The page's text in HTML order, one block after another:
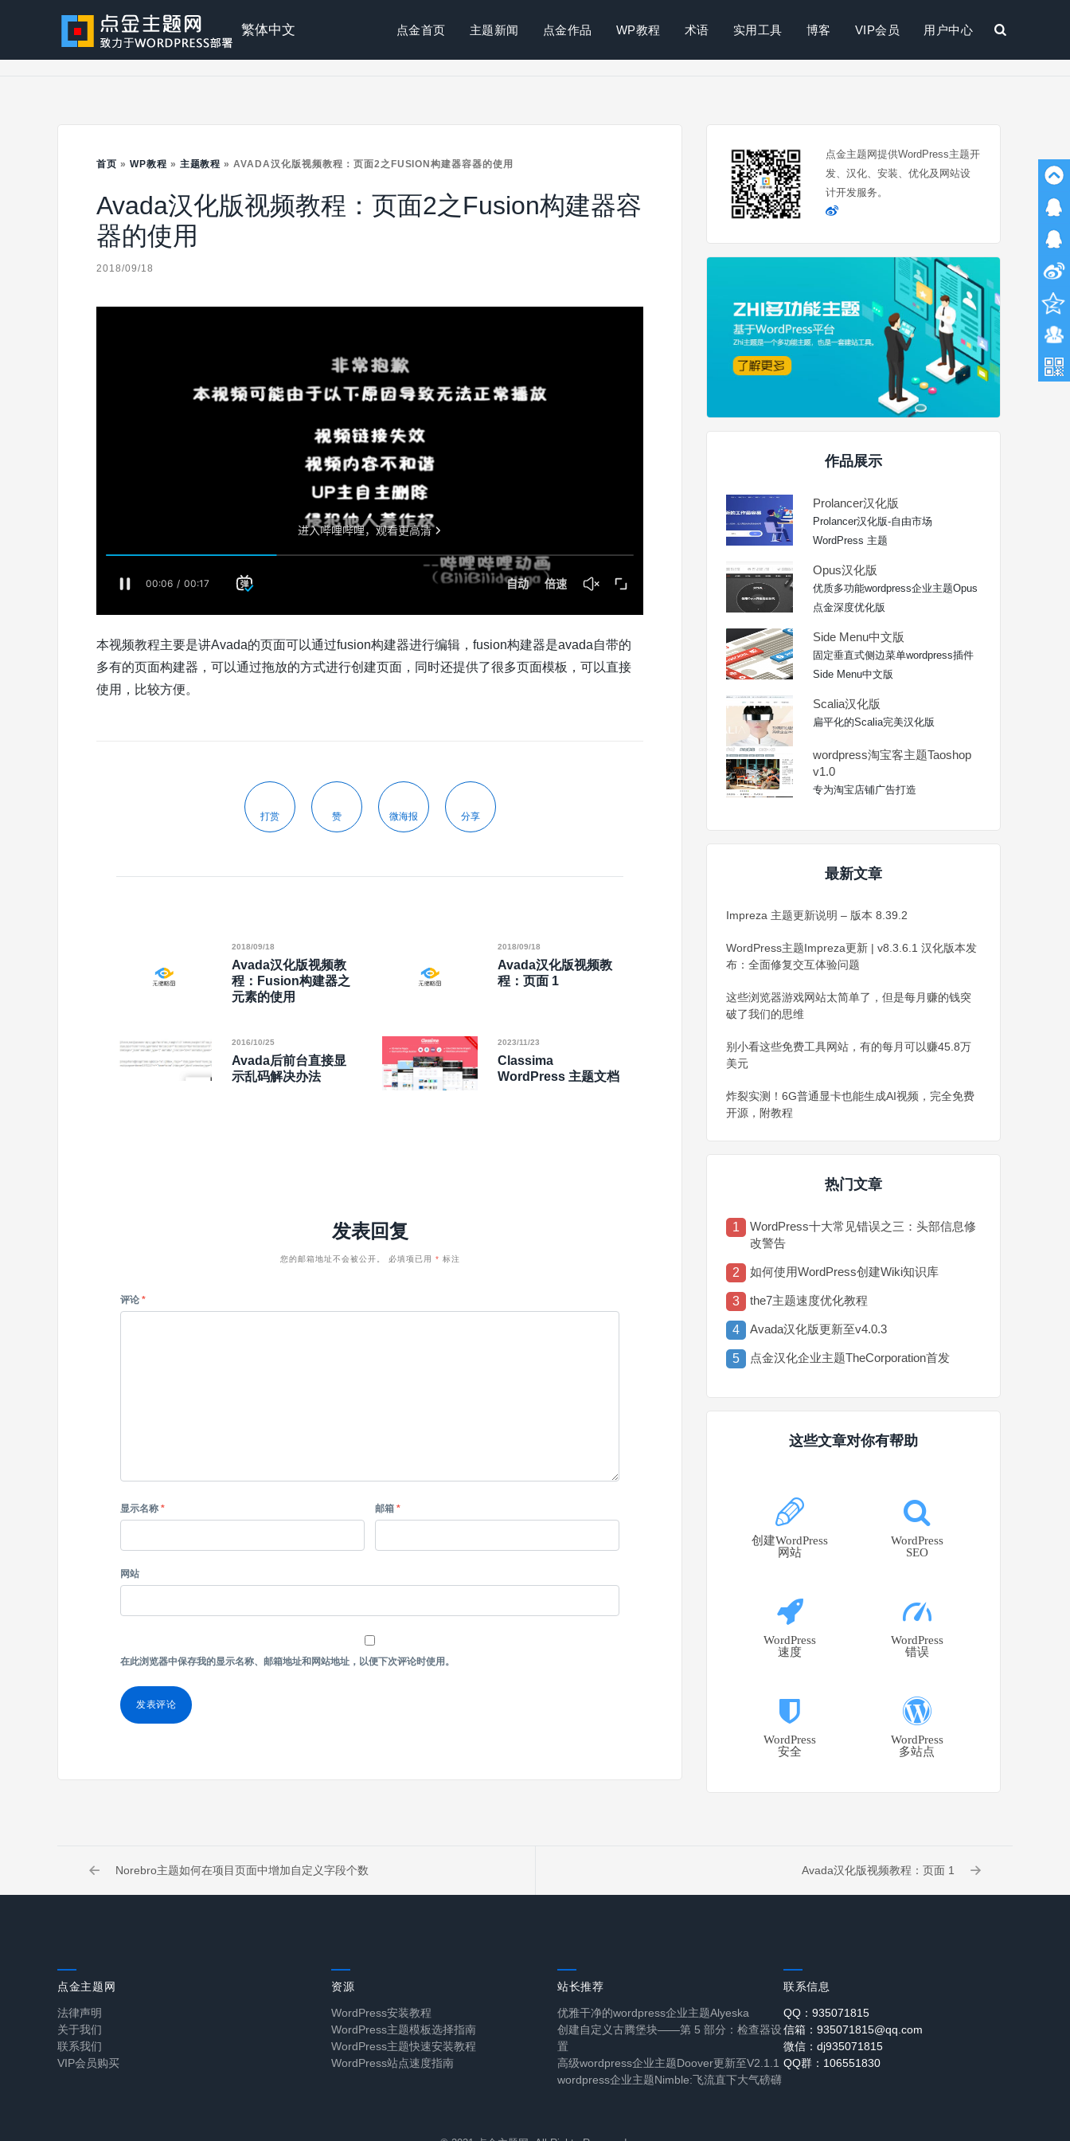
点
题
繁体中文 点金首页 主题新闻 点金作品 WP教程 术语 实用工具 博客 VIP会员 用户中心
首页 » WP教程 » 主题教程 »AVADA汉化版视频教程：页面2之FUSION构建器容器的使用
Avada汉化版视频教程：页面2之Fusion构建器容
器的使用
2018/09/18
本视频教程主要是讲Avada的页面可以通过fusion构建器进行编辑，fusion构建器是avada自带的
多有的页面构建器，可以通过拖放的方式进行创建页面，同时还提供了很多页面模板，可以直接
使用，比较方便。
打赏 赞 微海报 分享
2018/09/18
Avada汉化版视频教
程：Fusion构建器之
元素的使用
2018/09/18
Avada汉化版视频教
程：页面 1
2016/10/25
Avada后前台直接显
示乱码解决办法
2023/11/23
Classima
WordPress 主题文档
发表回复
您的邮箱地址不会被公开。 必填项已用 * 标注
评论 *
显示名称 * 邮箱 *
网站
在此浏览器中保存我的显示名称、邮箱地址和网站地址，以便下次评论时使用。
点金主题网提供WordPress主题开
发、汉化、安装、优化及网站设
计开发服务。
作品展示
Prolancer汉化版
Prolancer汉化版-自由市场
WordPress 主题
Opus汉化版
优质多功能wordpress企业主题Opus
点金深度优化版
Side Menu中文版
固定垂直式侧边菜单wordpress插件
Side Menu中文版
Scalia汉化版
扁平化的Scalia完美汉化版
wordpress淘宝客主题Taoshop
v1.0
专为淘宝店铺广告打造
最新文章
Impreza 主题更新说明 – 版本 8.39.2
WordPress主题Impreza更新 | v8.3.6.1 汉化版本发
布：全面修复交互体验问题
这些浏览器游戏网站太简单了，但是每月赚的钱突
破了我们的思维
别小看这些免费工具网站，有的每月可以赚45.8万
美元
炸裂实测！6G普通显卡也能生成AI视频，完全免费
开源，附教程
热门文章
1
WordPress十大常见错误之三：头部信息修
改警告
2 如何使用WordPress创建Wiki知识库
3 the7主题速度优化教程
4 Avada汉化版更新至v4.0.3
5 点金汉化企业主题TheCorporation首发
这些文章对你有帮助
创建WordPress
网站
WordPress
SEO
WordPress
速度
WordPress
错误
WordPress
安全
WordPress
多站点
Norebro主题如何在项目页面中增加自定义字段个数 Avada汉化版视频教程：页面 1
点金主题网
法律声明
关于我们
联系我们
VIP会员购买
资源
WordPress安装教程
WordPress主题模板选择指南
WordPress主题快速安装教程
WordPress站点速度指南
站长推荐
优雅干净的wordpress企业主题Alyeska
创建自定义古腾堡块——第 5 部分：检查器设
置
高级wordpress企业主题Doover更新至V2.1.1
wordpress企业主题Nimble:飞流直下大气磅礴
联系信息
QQ：935071815
信箱：935071815@qq.com
微信：dj935071815
QQ群：106551830